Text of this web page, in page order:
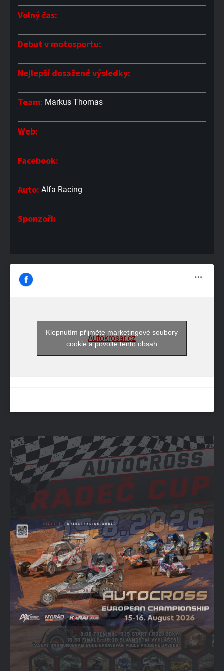
Volný čas:
Debut v motosportu:
Nejlepší dosažené výsledky:
Team: Markus Thomas
Web:
Facebook:
Auto: Alfa Racing
Sponzoři:
Autokrosar.cz
Klepnutím přijměte marketingové soubory
cookie a povolte tento obsah